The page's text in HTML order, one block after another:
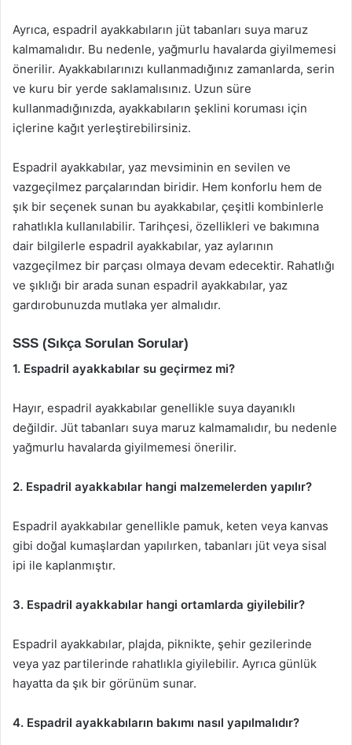
Ayrıca, espadril ayakkabıların jüt tabanları suya maruz
kalmamalıdır. Bu nedenle, yağmurlu havalarda giyilmemesi
önerilir. Ayakkabılarınızı kullanmadığınız zamanlarda, serin
ve kuru bir yerde saklamalısınız. Uzun süre
kullanmadığınızda, ayakkabıların şeklini koruması için
içlerine kağıt yerleştirebilirsiniz.
Espadril ayakkabılar, yaz mevsiminin en sevilen ve
vazgeçilmez parçalarından biridir. Hem konforlu hem de
şık bir seçenek sunan bu ayakkabılar, çeşitli kombinlerle
rahatlıkla kullanılabilir. Tarihçesi, özellikleri ve bakımına
dair bilgilerle espadril ayakkabılar, yaz aylarının
vazgeçilmez bir parçası olmaya devam edecektir. Rahatlığı
ve şıklığı bir arada sunan espadril ayakkabılar, yaz
gardırobunuzda mutlaka yer almalıdır.
SSS (Sıkça Sorulan Sorular)
1. Espadril ayakkabılar su geçirmez mi?
Hayır, espadril ayakkabılar genellikle suya dayanıklı
değildir. Jüt tabanları suya maruz kalmamalıdır, bu nedenle
yağmurlu havalarda giyilmemesi önerilir.
2. Espadril ayakkabılar hangi malzemelerden yapılır?
Espadril ayakkabılar genellikle pamuk, keten veya kanvas
gibi doğal kumaşlardan yapılırken, tabanları jüt veya sisal
ipi ile kaplanmıştır.
3. Espadril ayakkabılar hangi ortamlarda giyilebilir?
Espadril ayakkabılar, plajda, piknikte, şehir gezilerinde
veya yaz partilerinde rahatlıkla giyilebilir. Ayrıca günlük
hayatta da şık bir görünüm sunar.
4. Espadril ayakkabıların bakımı nasıl yapılmalıdır?